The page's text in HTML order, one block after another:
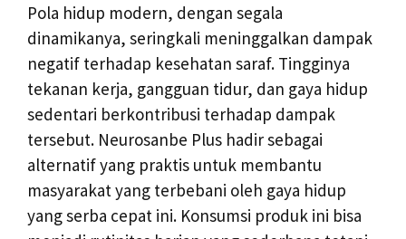
Pola hidup modern, dengan segala
dinamikanya, seringkali meninggalkan dampak
negatif terhadap kesehatan saraf. Tingginya
tekanan kerja, gangguan tidur, dan gaya hidup
sedentari berkontribusi terhadap dampak
tersebut. Neurosanbe Plus hadir sebagai
alternatif yang praktis untuk membantu
masyarakat yang terbebani oleh gaya hidup
yang serba cepat ini. Konsumsi produk ini bisa